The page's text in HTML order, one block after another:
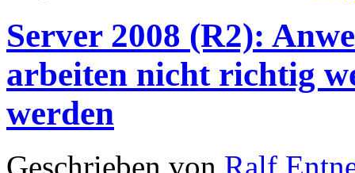
Server 2008 (R2):
arbeiten nicht richtig
werden
Geschrieben von Ralf